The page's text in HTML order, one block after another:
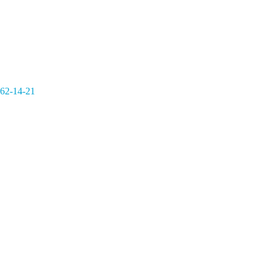
14-21